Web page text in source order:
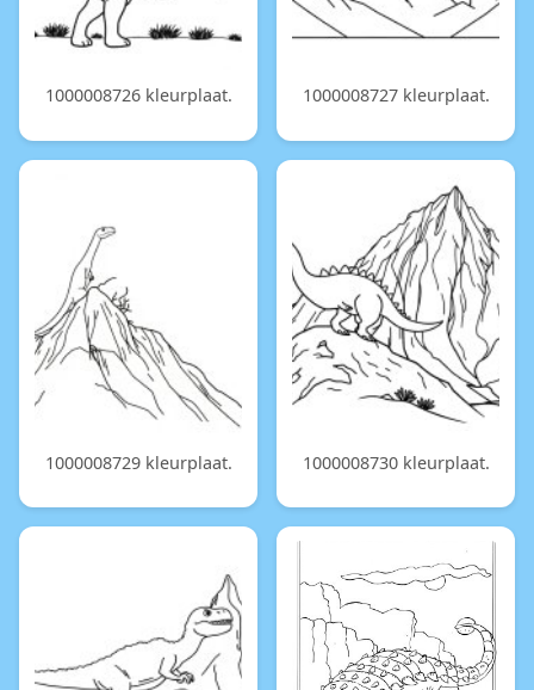
1000008726 kleurplaat. 1000008727 kleurplaat.
1000008729 kleurplaat. 1000008730 kleurplaat.